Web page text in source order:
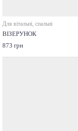
Для вітальні, спальні
ВІЗЕРУНОК
873 грн